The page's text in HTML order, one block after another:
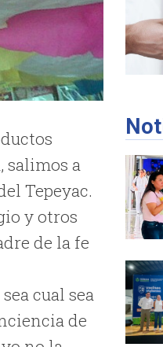
salimos a
Tepeyac.
y otros
de la fe
cual sea
de